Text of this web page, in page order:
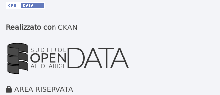
Realizzato conCKAN
AREA RISERVATA